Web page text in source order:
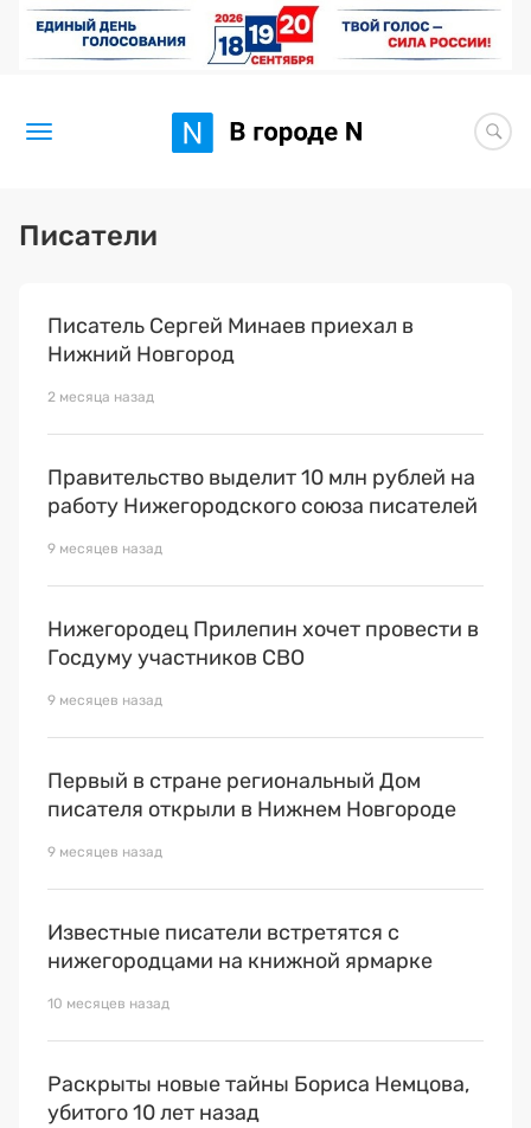
Здоровье
Искусство исцелять
Премия 2026 (текущая)
Эксперты
Писатели
Писатель Сергей Минаев приехал в
Нижний Новгород
2 месяца назад
Правительство выделит 10 млн рублей на
работу Нижегородского союза писателей
9 месяцев назад
Нижегородец Прилепин хочет провести в
Госдуму участников СВО
9 месяцев назад
Первый в стране региональный Дом
писателя открыли в Нижнем Новгороде
9 месяцев назад
Известные писатели встретятся с
нижегородцами на книжной ярмарке
10 месяцев назад
Раскрыты новые тайны Бориса Немцова,
убитого 10 лет назад